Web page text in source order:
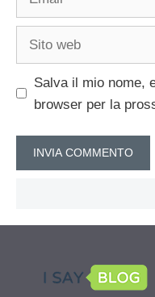
Salva il mio nome,
browser per la